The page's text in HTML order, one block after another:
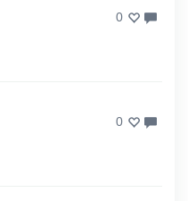
0
0